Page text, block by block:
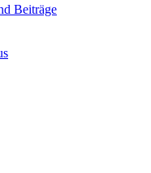
Beiträge